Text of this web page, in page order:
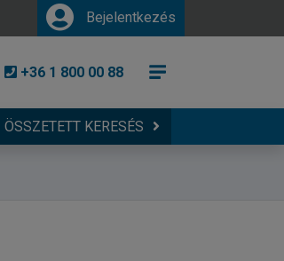
Bejelentkezés
+36 1 800 00 88
ÖSSZETETT KERESÉS